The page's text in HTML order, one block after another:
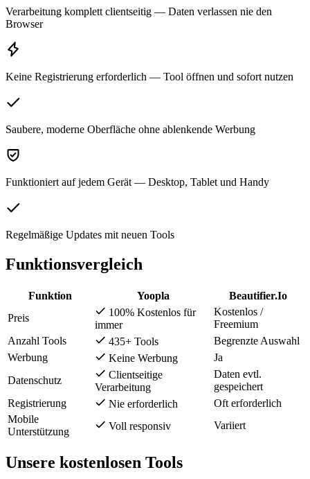
Verarbeitung komplett clientseitig — Daten verlassen nie den
Browser
Keine Registrierung erforderlich — Tool öffnen und sofort nutzen
Saubere, moderne Oberfläche ohne ablenkende Werbung
Funktioniert auf jedem Gerät — Desktop, Tablet und Handy
Regelmäßige Updates mit neuen Tools
Funktionsvergleich
Funktion Yoopla
Beautifier.Io
Preis
100% Kostenlos für
immer
Kostenlos /
Freemium
Anzahl Tools
435+ Tools
Begrenzte Auswahl
Werbung
Keine Werbung
Ja
Datenschutz
Clientseitige
Verarbeitung
Daten evtl.
gespeichert
Registrierung
Nie erforderlich
Oft erforderlich
Mobile
Unterstützung
Voll responsiv Variiert
Unsere kostenlosen Tools